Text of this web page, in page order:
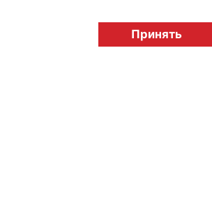
licensingrussia.ru, 2009-2026
Принять